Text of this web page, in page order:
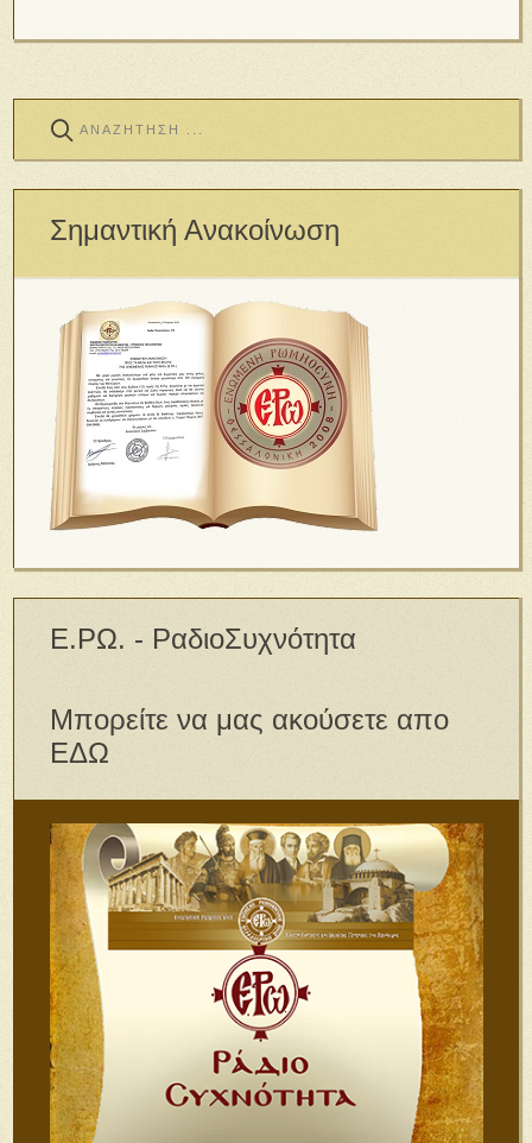
Σημαντική Ανακοίνωση
Ε.ΡΩ. - ΡαδιοΣυχνότητα
Μπορείτε να μας ακούσετε απο
ΕΔΩ